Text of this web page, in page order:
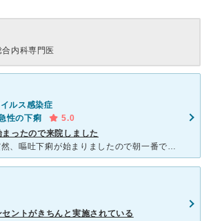
合内科専門医
ルス感染症
性の下痢
5.0
ったので来院しました
[症状・来院理由] 突然、嘔吐下痢が始まりましたので朝一番で来院しました。その前に夜中に福岡市急患医療センターに行ったのですが、急患センターの性質に加え、長引きそうな症状だったのでこちらに変えました
ントがきちんと実施されている